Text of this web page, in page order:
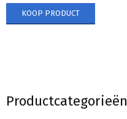
KOOP PRODUCT
Productcategorieën